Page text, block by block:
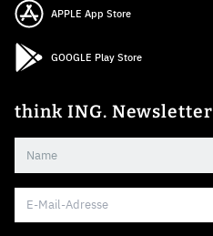
APPLE App Store
GOOGLE Play Store
think ING. Newsletter